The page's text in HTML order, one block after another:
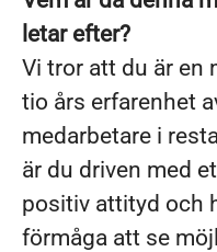
letar efter?
Vi tror att du är en
tio års erfarenhet
medarbetare i
är du driven med
positiv attityd och
förmåga att se